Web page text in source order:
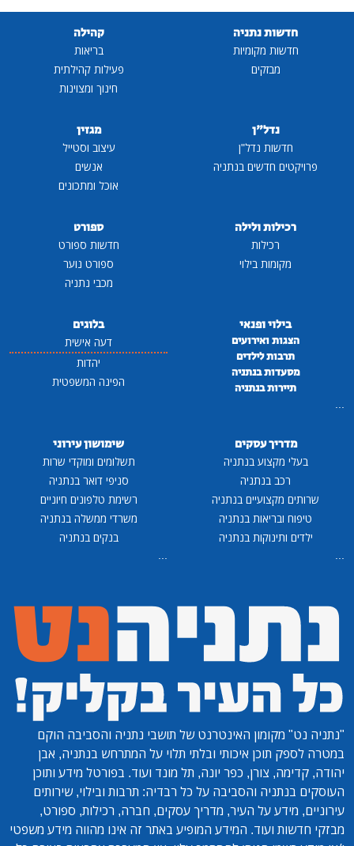
חדשות נתניה
חדשות מקומיות
מבזקים
קהילה
בריאות
פעילות קהילתית
חינוך ומצוינות
נדל"ן
חדשות נדל"ן
פרויקטים חדשים בנתניה
מגזין
עיצוב וסטייל
אנשים
אוכל ומתכונים
רכילות ולילה
רכילות
מקומות בילוי
ספורט
חדשות ספורט
ספורט נוער
מכבי נתניה
בילוי ופנאי
הצגות ואירועים
תרבות לילדים
מסעדות בנתניה
תיירות בנתניה
...
בלוגים
דעה אישית
יהדות
הפינה המשפטית
מדריך עסקים
בעלי מקצוע בנתניה
רכב בנתניה
שרותים מקצועיים בנתניה
טיפוח ובריאות בנתניה
ילדים ותינוקות בנתניה
...
שימושון עירוני
תשלומים ומוקדי שרות
סניפי דואר בנתניה
רשימת טלפונים חיוניים
משרדי ממשלה בנתניה
בנקים בנתניה
...
"נתניה נט" מקומון האינטרנט של תושבי נתניה והסביבה הוקם
במטרה לספק תוכן איכותי ובלתי תלוי על המתרחש בנתניה, אבן
יהודה, קדימה, צורן, כפר יונה, תל מונד ועוד. בפורטל מידע ותוכן
העוסקים בנתניה והסביבה על כל רבדיה: תרבות ובילוי, שירותים
עירוניים, מידע על העיר, מדריך עסקים, חברה, רכילות, ספורט,
מבזקי חדשות ועוד. המידע המופיע באתר זה אינו מהווה מידע משפטי